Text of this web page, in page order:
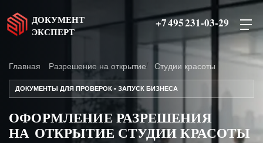
ДОКУМЕНТ
ЭКСПЕРТ
+7 495 231-03-29
Главная Разрешение на открытие Студии красоты
ДОКУМЕНТЫ ДЛЯ ПРОВЕРОК • ЗАПУСК БИЗНЕСА
ОФОРМЛЕНИЕ РАЗРЕШЕНИЯ
НА ОТКРЫТИЕ СТУДИИ КРАСОТЫ